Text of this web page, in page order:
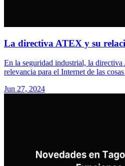
La directiva ATEX y su
En la seguridad industrial, la directiva
relevancia para el Internet de las
Jun 27, 2024